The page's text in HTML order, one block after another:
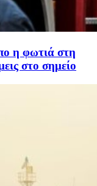
η φωτιά στη
στο σημείο